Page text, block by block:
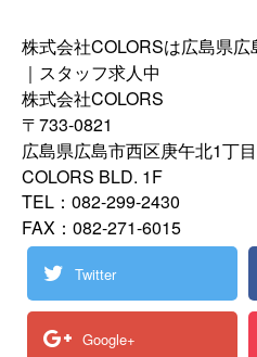
株式会社COLORSは広島県
｜スタッフ求人中
株式会社COLORS
〒733-0821
広島県広島市西区庚午北1丁
COLORS BLD. 1F
TEL：082-299-2430
FAX：082-271-6015
Twitter
Google+